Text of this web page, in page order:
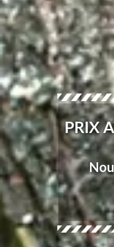
PRIX